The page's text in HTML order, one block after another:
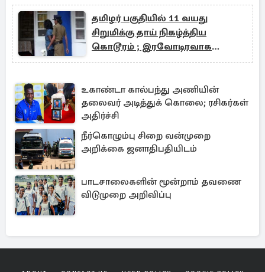
தமிழர் பகுதியில் 11 வயது
சிறுமிக்கு தாய் நிகழ்த்திய
கொடூரம் ; இரவோடிரவாக
பொலிஸார் அதிரடி
உகாண்டா கால்பந்து அணியின்
தலைவர் அடித்துக் கொலை; ரசிகர்கள்
அதிர்ச்சி
நீர்கொழும்பு சிறை வன்முறை
அறிக்கை ஜனாதிபதியிடம்
பாடசாலைகளின் மூன்றாம் தவணை
விடுமுறை அறிவிப்பு